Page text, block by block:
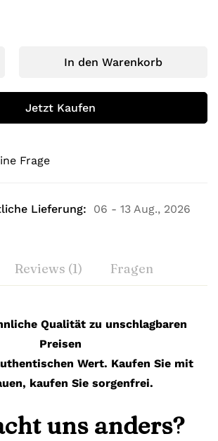
In den Warenkorb
Jetzt Kaufen
Frage
Lieferung: 06 - 13 Aug., 2026
Reviews (1) Fragen
Qualität zu unschlagbaren
Preisen
Wert. Kaufen Sie mit
kaufen Sie sorgenfrei.
uns anders?